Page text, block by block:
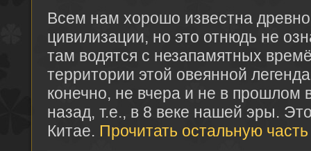
Всем нам хорошо известна
цивилизации, но это отнюдь не
там водятся с незапамятных
территории этой овеянной
конечно, не вчера и не в прошлом
назад, т.е., в 8 веке нашей эры.
Китае. Прочитать остальную